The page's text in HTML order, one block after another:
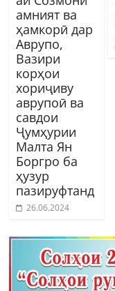
амният ва
ҳамкорӣ дар
Аврупо,
Вазири
корҳои
хориҷиву
аврупоӣ ва
савдои
Ҷумҳурии
Малта Ян
Боргро ба
ҳузур
пазируфтанд
26.06.2024